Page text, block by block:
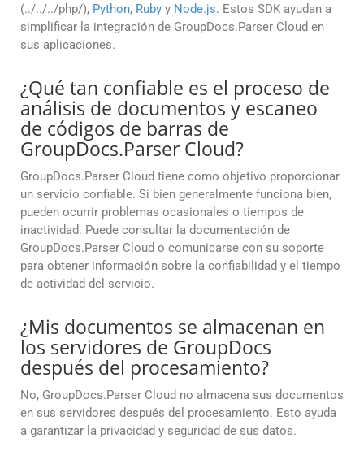
(../../../php/), Python, Ruby y Node.js. Estos SDK ayudan a
simplificar la integración de GroupDocs.Parser Cloud en
sus aplicaciones.
¿Qué tan confiable es el proceso de
análisis de documentos y escaneo
de códigos de barras de
GroupDocs.Parser Cloud?
GroupDocs.Parser Cloud tiene como objetivo proporcionar
un servicio confiable. Si bien generalmente funciona bien,
pueden ocurrir problemas ocasionales o tiempos de
inactividad. Puede consultar la documentación de
GroupDocs.Parser Cloud o comunicarse con su soporte
para obtener información sobre la confiabilidad y el tiempo
de actividad del servicio.
¿Mis documentos se almacenan en
los servidores de GroupDocs
después del procesamiento?
No, GroupDocs.Parser Cloud no almacena sus documentos
en sus servidores después del procesamiento. Esto ayuda
a garantizar la privacidad y seguridad de sus datos.